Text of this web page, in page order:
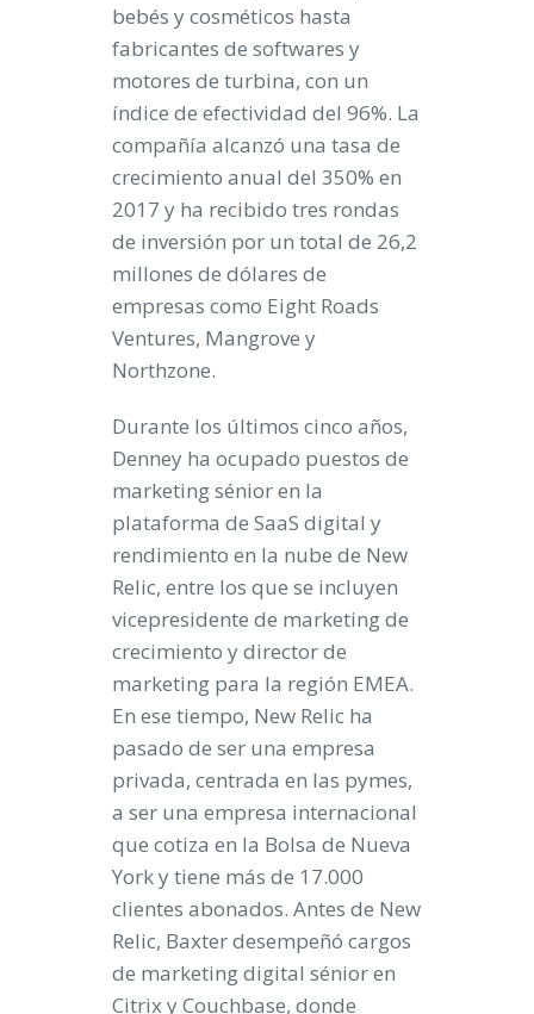
bebés y cosméticos hasta
fabricantes de softwares y
motores de turbina, con un
índice de efectividad del 96%. La
compañía alcanzó una tasa de
crecimiento anual del 350% en
2017 y ha recibido tres rondas
de inversión por un total de 26,2
millones de dólares de
empresas como Eight Roads
Ventures, Mangrove y
Northzone.
Durante los últimos cinco años,
Denney ha ocupado puestos de
marketing sénior en la
plataforma de SaaS digital y
rendimiento en la nube de New
Relic, entre los que se incluyen
vicepresidente de marketing de
crecimiento y director de
marketing para la región EMEA.
En ese tiempo, New Relic ha
pasado de ser una empresa
privada, centrada en las pymes,
a ser una empresa internacional
que cotiza en la Bolsa de Nueva
York y tiene más de 17.000
clientes abonados. Antes de New
Relic, Baxter desempeñó cargos
de marketing digital sénior en
Citrix y Couchbase, donde